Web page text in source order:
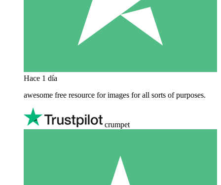
Hace 1 día
awesome free resource for images for all sorts of purposes.
crumpet